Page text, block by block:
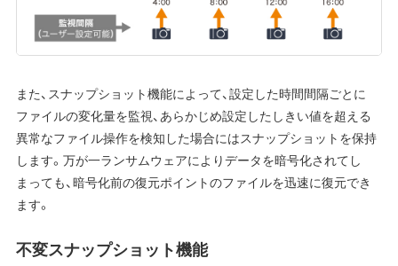
また、スナップショット機能によって、設定した時間間隔ごとに
ファイルの変化量を監視、あらかじめ設定したしきい値を超える
異常なファイル操作を検知した場合にはスナップショットを保持
します。万が一ランサムウェアによりデータを暗号化されてし
まっても、暗号化前の復元ポイントのファイルを迅速に復元でき
ます。
不変スナップショット機能